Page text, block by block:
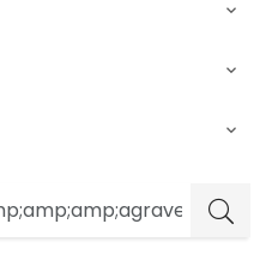


